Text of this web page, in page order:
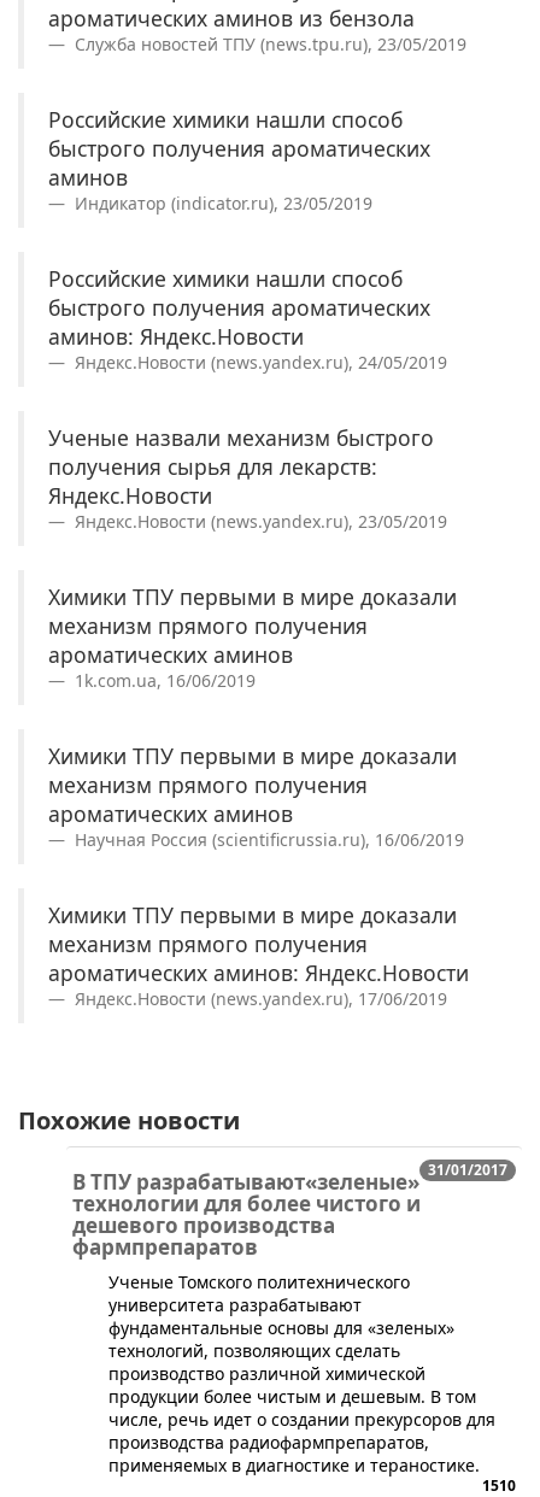
ароматических аминов из бензола
Служба новостей ТПУ (news.tpu.ru), 23/05/2019
Российские химики нашли способ
быстрого получения ароматических
аминов
Индикатор (indicator.ru), 23/05/2019
Российские химики нашли способ
быстрого получения ароматических
аминов: Яндекс.Новости
Яндекс.Новости (news.yandex.ru), 24/05/2019
Ученые назвали механизм быстрого
получения сырья для лекарств:
Яндекс.Новости
Яндекс.Новости (news.yandex.ru), 23/05/2019
Химики ТПУ первыми в мире доказали
механизм прямого получения
ароматических аминов
1k.com.ua, 16/06/2019
Химики ТПУ первыми в мире доказали
механизм прямого получения
ароматических аминов
Научная Россия (scientificrussia.ru), 16/06/2019
Химики ТПУ первыми в мире доказали
механизм прямого получения
ароматических аминов: Яндекс.Новости
Яндекс.Новости (news.yandex.ru), 17/06/2019
Похожие новости
31/01/2017
В ТПУ разрабатывают«зеленые»
технологии для более чистого и
дешевого производства
фармпрепаратов
Ученые Томского политехнического
университета разрабатывают
фундаментальные основы для «зеленых»
технологий, позволяющих сделать
производство различной химической
продукции более чистым и дешевым. В том
числе, речь идет о создании прекурсоров для
производства радиофармпрепаратов,
применяемых в диагностике и тераностике.
1510